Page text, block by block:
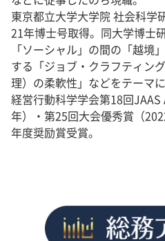
東京都立大学大学院 社会科学
21年博士号取得。同大学博士
「ソーシャル」の間の「越境
する「ジョブ・クラフティン
理）の柔軟性」などをテーマ
経営行動科学学会第18回
年）・第25回大会優秀賞（
年度奨励賞受賞。